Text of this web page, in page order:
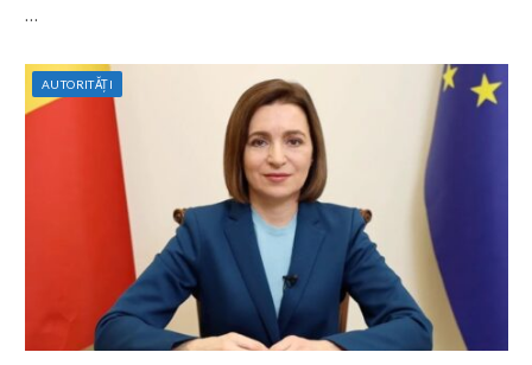
…
AUTORITĂȚI